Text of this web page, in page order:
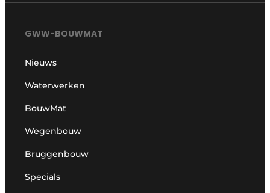
GWW-BOUWMAT
Nieuws
Waterwerken
BouwMat
Wegenbouw
Bruggenbouw
Specials